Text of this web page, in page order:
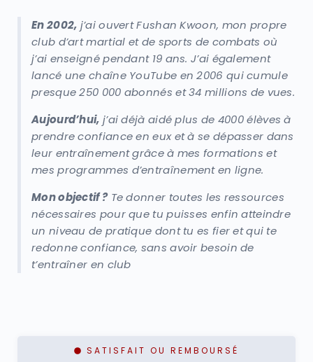
En 2002, j’ai ouvert Fushan Kwoon, mon propre
club d’art martial et de sports de combats où
j’ai enseigné pendant 19 ans. J’ai également
lancé une chaîne YouTube en 2006 qui cumule
presque 250 000 abonnés et 34 millions de vues.
Aujourd’hui, j’ai déjà aidé plus de 4000 élèves à
prendre confiance en eux et à se dépasser dans
leur entraînement grâce à mes formations et
mes programmes d’entraînement en ligne.
Mon objectif ?Te donner toutes les ressources
nécessaires pour que tu puisses enfin atteindre
un niveau de pratique dont tu es fier et qui te
redonne confiance, sans avoir besoin de
t’entraîner en club
SATISFAIT OU REMBOURSÉ